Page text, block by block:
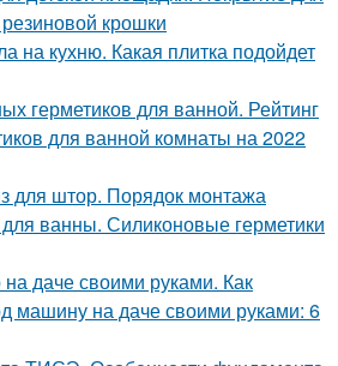
крошки
на кухню. Какая плитка подойдет
герметиков для ванной. Рейтинг
для ванной комнаты на 2022
для штор. Порядок монтажа
ванны. Силиконовые герметики
даче своими руками. Как
машину на даче своими руками: 6